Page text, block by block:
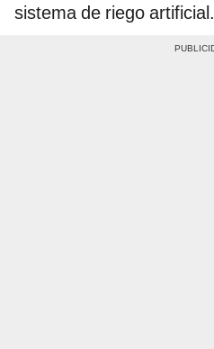
sistema de riego artificial.